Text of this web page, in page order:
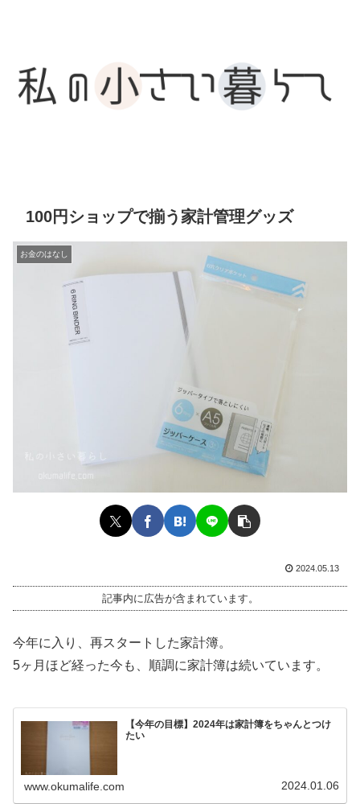
100円ショップで揃う家計管理グッズ
お金のはなし
2024.05.13
記事内に広告が含まれています。
今年に入り、再スタートした家計簿。
5ヶ月ほど経った今も、順調に家計簿は続いています。
【今年の目標】2024年は家計簿をちゃんとつけ
たい
www.okumalife.com 2024.01.06